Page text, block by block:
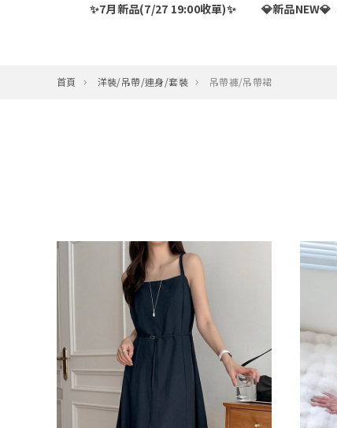
✨7月新品(7/27 19:00收單)✨ 💎新品NEW💎
首頁 洋裝/吊帶/連身/套裝 吊帶褲/吊帶裙